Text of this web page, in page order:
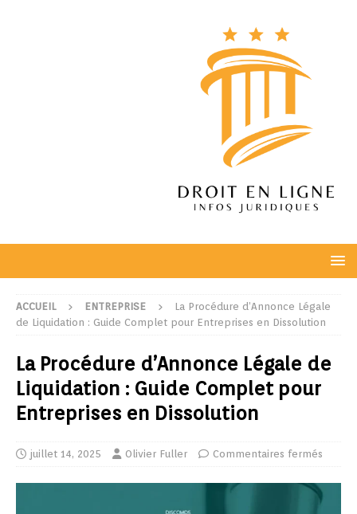
ACCUEIL ENTREPRISE
La Procédure d’Annonce Légale
de Liquidation : Guide Complet pour Entreprises en Dissolution
La Procédure d’Annonce Légale de
Liquidation : Guide Complet pour
Entreprises en Dissolution
juillet 14, 2025 Olivier Fuller Commentaires fermés